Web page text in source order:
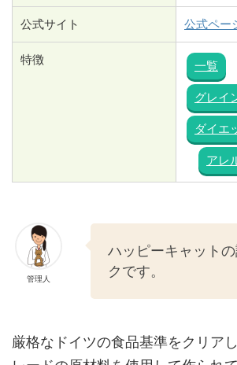
公式サイト 公式ペー
特徴 一覧
グレイ
ダイエ
アレ
管理人
ハッピーキャット
クです。
厳格なドイツの食品基準をクリア